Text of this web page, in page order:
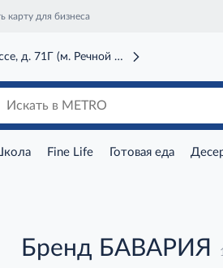
карту для бизнеса
д. 71Г (м. Речной вокзал)
Fine Life Готовая еда
Бренд БАВАРИЯ